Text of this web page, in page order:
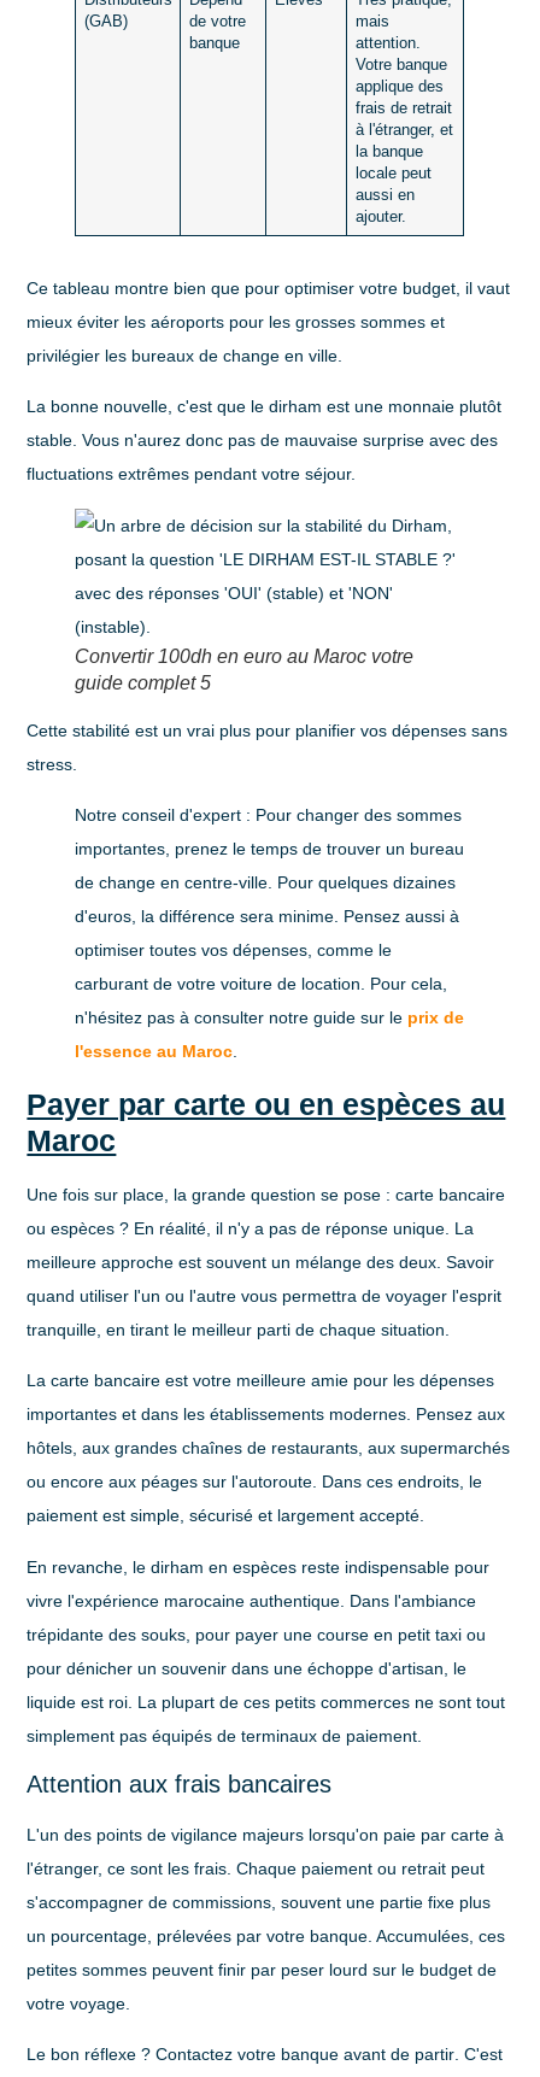
(GAB)
de votre
banque
mais
attention.
Votre banque
applique des
frais de retrait
à l'étranger, et
la banque
locale peut
aussi en
ajouter.
Ce tableau montre bien que pour optimiser votre budget, il vaut
mieux éviter les aéroports pour les grosses sommes et
privilégier les bureaux de change en ville.
La bonne nouvelle, c'est que le dirham est une monnaie plutôt
stable. Vous n'aurez donc pas de mauvaise surprise avec des
fluctuations extrêmes pendant votre séjour.
Convertir 100dh en euro au Maroc votre
guide complet 5
Cette stabilité est un vrai plus pour planifier vos dépenses sans
stress.
Notre conseil d'expert : Pour changer des sommes
importantes, prenez le temps de trouver un bureau
de change en centre-ville. Pour quelques dizaines
d'euros, la différence sera minime. Pensez aussi à
optimiser toutes vos dépenses, comme le
carburant de votre voiture de location. Pour cela,
n'hésitez pas à consulter notre guide sur le prix de
l'essence au Maroc.
Payer par carte ou en espèces au
Maroc
Une fois sur place, la grande question se pose : carte bancaire
ou espèces ? En réalité, il n'y a pas de réponse unique. La
meilleure approche est souvent un mélange des deux. Savoir
quand utiliser l'un ou l'autre vous permettra de voyager l'esprit
tranquille, en tirant le meilleur parti de chaque situation.
La carte bancaire est votre meilleure amie pour les dépenses
importantes et dans les établissements modernes. Pensez aux
hôtels, aux grandes chaînes de restaurants, aux supermarchés
ou encore aux péages sur l'autoroute. Dans ces endroits, le
paiement est simple, sécurisé et largement accepté.
En revanche, le dirham en espèces reste indispensable pour
vivre l'expérience marocaine authentique. Dans l'ambiance
trépidante des souks, pour payer une course en petit taxi ou
pour dénicher un souvenir dans une échoppe d'artisan, le
liquide est roi. La plupart de ces petits commerces ne sont tout
simplement pas équipés de terminaux de paiement.
Attention aux frais bancaires
L'un des points de vigilance majeurs lorsqu'on paie par carte à
l'étranger, ce sont les frais. Chaque paiement ou retrait peut
s'accompagner de commissions, souvent une partie fixe plus
un pourcentage, prélevées par votre banque. Accumulées, ces
petites sommes peuvent finir par peser lourd sur le budget de
votre voyage.
Le bon réflexe ?Contactez votre banque avant de partir. C'est